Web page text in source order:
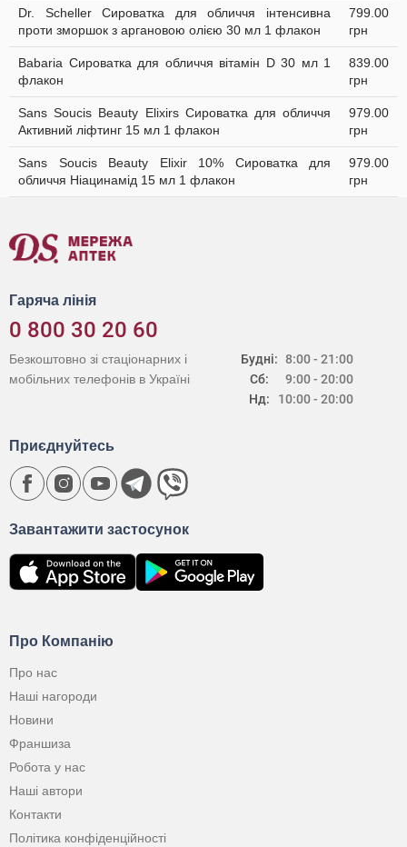
Dr. Scheller Сироватка для обличчя інтенсивна
проти зморшок з аргановою олією 30 мл 1 флакон
799.00
грн
Babaria Сироватка для обличчя вітамін D 30 мл 1
флакон
839.00
грн
Sans Soucis Beauty Elixirs Сироватка для обличчя
Активний ліфтинг 15 мл 1 флакон
979.00
грн
Sans Soucis Beauty Elixir 10% Сироватка для
обличчя Ніацинамід 15 мл 1 флакон
979.00
грн
Гаряча лінія
0 800 30 20 60
Будні:
Сб:
Нд:
8:00 - 21:00
9:00 - 20:00
10:00 - 20:00
Безкоштовно зі стаціонарних і
мобільних телефонів в Україні
Про Компанію
Про нас
Наші нагороди
Новини
Франшиза
Робота у нас
Наші автори
Контакти
Політика конфіденційності
Завантажити застосунок
Приєднуйтесь